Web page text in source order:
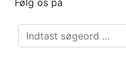
Følg os på